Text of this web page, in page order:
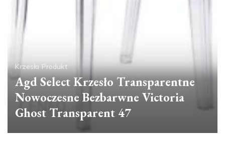
Krzesła Produkt
Agd Select Krzesło Transparentne
Nowoczesne Bezbarwne Victoria
Ghost Transparent 47